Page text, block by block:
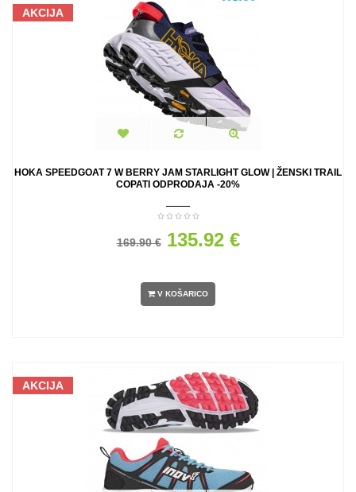
AKCIJA
HOKA SPEEDGOAT 7 W BERRY JAM STARLIGHT GLOW | ŽENSKI TRAIL
COPATI ODPRODAJA -20%
169.90 € 135.92 €
V KOŠARICO
AKCIJA